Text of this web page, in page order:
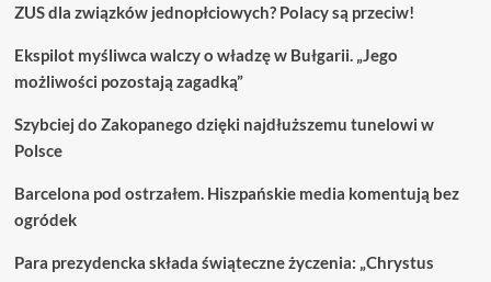
ZUS dla związków jednopłciowych? Polacy są przeciw!
Ekspilot myśliwca walczy o władzę w Bułgarii. „Jego
możliwości pozostają zagadką”
Szybciej do Zakopanego dzięki najdłuższemu tunelowi w
Polsce
Barcelona pod ostrzałem. Hiszpańskie media komentują bez
ogródek
Para prezydencka składa świąteczne życzenia: „Chrystus